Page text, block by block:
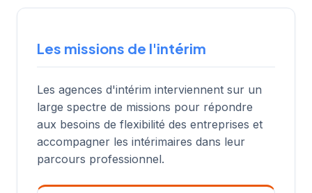
Les missions de l'intérim
Les agences d'intérim interviennent sur un
large spectre de missions pour répondre
aux besoins de flexibilité des entreprises et
accompagner les intérimaires dans leur
parcours professionnel.